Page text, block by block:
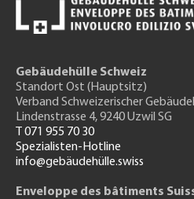
Gebäudehülle Schweiz
Standort Ost (Hauptsitz)
Verband Schweizerischer
Lindenstrasse 4, 9240 Uzwil SG
T 071 955 70 30
Spezialisten-Hotline
info@gebäudehülle.swiss
Enveloppe des bâtiments